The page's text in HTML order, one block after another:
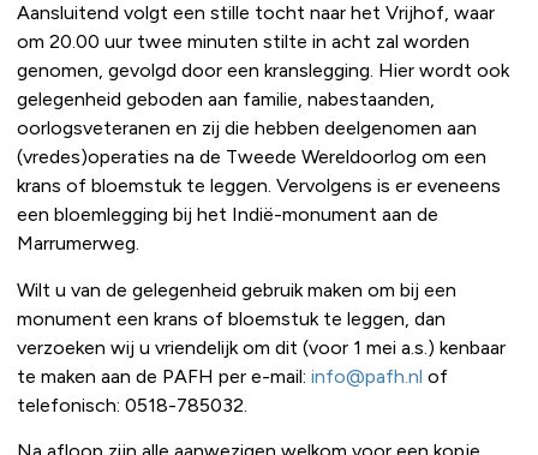
Aansluitend volgt een stille tocht naar het Vrijhof, waar
om 20.00 uur twee minuten stilte in acht zal worden
genomen, gevolgd door een kranslegging. Hier wordt ook
gelegenheid geboden aan familie, nabestaanden,
oorlogsveteranen en zij die hebben deelgenomen aan
(vredes)operaties na de Tweede Wereldoorlog om een
krans of bloemstuk te leggen. Vervolgens is er eveneens
een bloemlegging bij het Indië-monument aan de
Marrumerweg.
Wilt u van de gelegenheid gebruik maken om bij een
monument een krans of bloemstuk te leggen, dan
verzoeken wij u vriendelijk om dit (voor 1 mei a.s.) kenbaar
te maken aan de PAFH per e-mail: info@pafh.nl of
telefonisch: 0518-785032.